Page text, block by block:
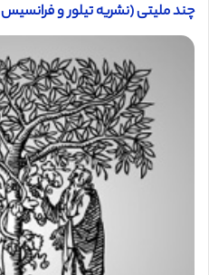
چند ملیتی (نشریه تیلور و فرانسیس 2016)